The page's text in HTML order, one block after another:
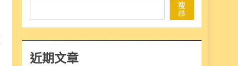
搜
尋
近期文章